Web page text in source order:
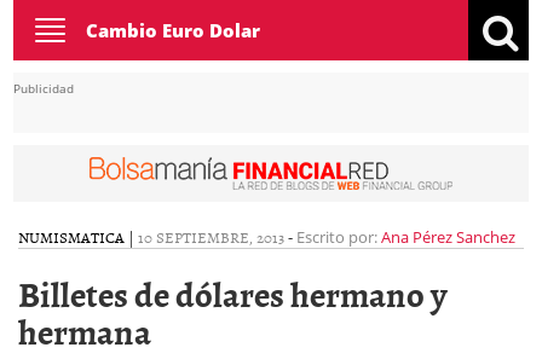
Toggle
navigation
Cambio Euro Dolar
Publicidad
NUMISMATICA | 10 SEPTIEMBRE, 2013- Escrito por:Ana Pérez Sanchez
Billetes de dólares hermano y
hermana